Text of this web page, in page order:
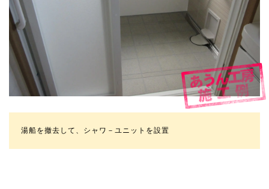
湯船を撤去して、シャワ－ユニットを設置